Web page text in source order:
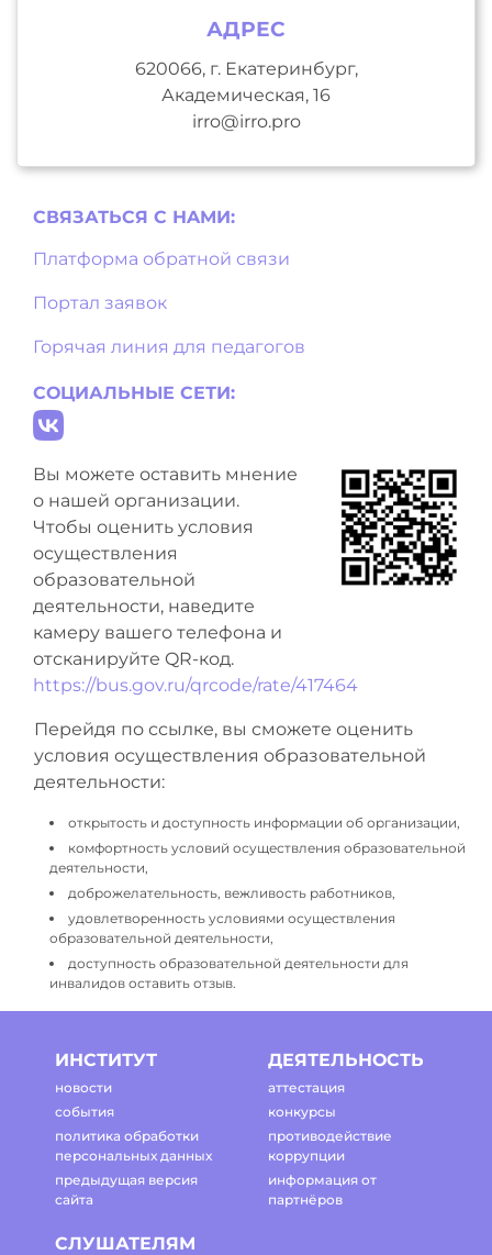
АДРЕС
620066, г. Екатеринбург,
Академическая, 16
irro@irro.pro
СВЯЗАТЬСЯ С НAМИ:
Платформа обратной связи
Портал заявок
Горячая линия для педагогов
СОЦИАЛЬНЫЕ СЕТИ:
Вы можете оставить мнение
о нашей организации.
Чтобы оценить условия
осуществления
образовательной
деятельности, наведите
камеру вашего телефона и
отсканируйте QR-код.
https://bus.gov.ru/qrcode/rate/417464
Перейдя по ссылке, вы сможете оценить
условия осуществления образовательной
деятельности:
открытость и доступность информации об организации,
комфортность условий осуществления образовательной
деятельности,
доброжелательность, вежливость работников,
удовлетворенность условиями осуществления
образовательной деятельности,
доступность образовательной деятельности для
инвалидов оставить отзыв.
ИНСТИТУТ
новости
события
политика обработки
персональных данных
предыдущая версия
сайта
ДЕЯТЕЛЬНОСТЬ
аттестация
конкурсы
противодействие
коррупции
информация от
партнёров
СЛУШАТЕЛЯМ